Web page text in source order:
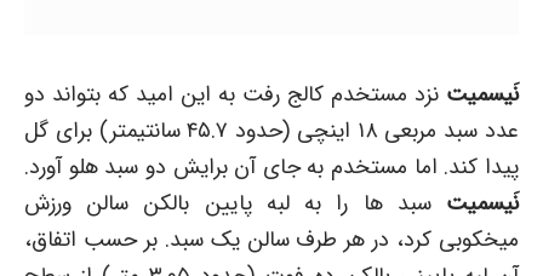
نَیسمیت نزد مستخدم کالج رفت به این امید که بتواند دو
عدد سبد مربعی ۱۸ اینچی (حدود ۴۵.۷ سانتیمتر) برای گل
پیدا کند. اما مستخدم به جای آن برایش دو سبد هلو آورد.
نَیسمیت سبد ها را به لبه پایین بالکن سالن ورزش
میخکوبی کرد، در هر طرف سالن یک سبد. بر حسب اتفاق،